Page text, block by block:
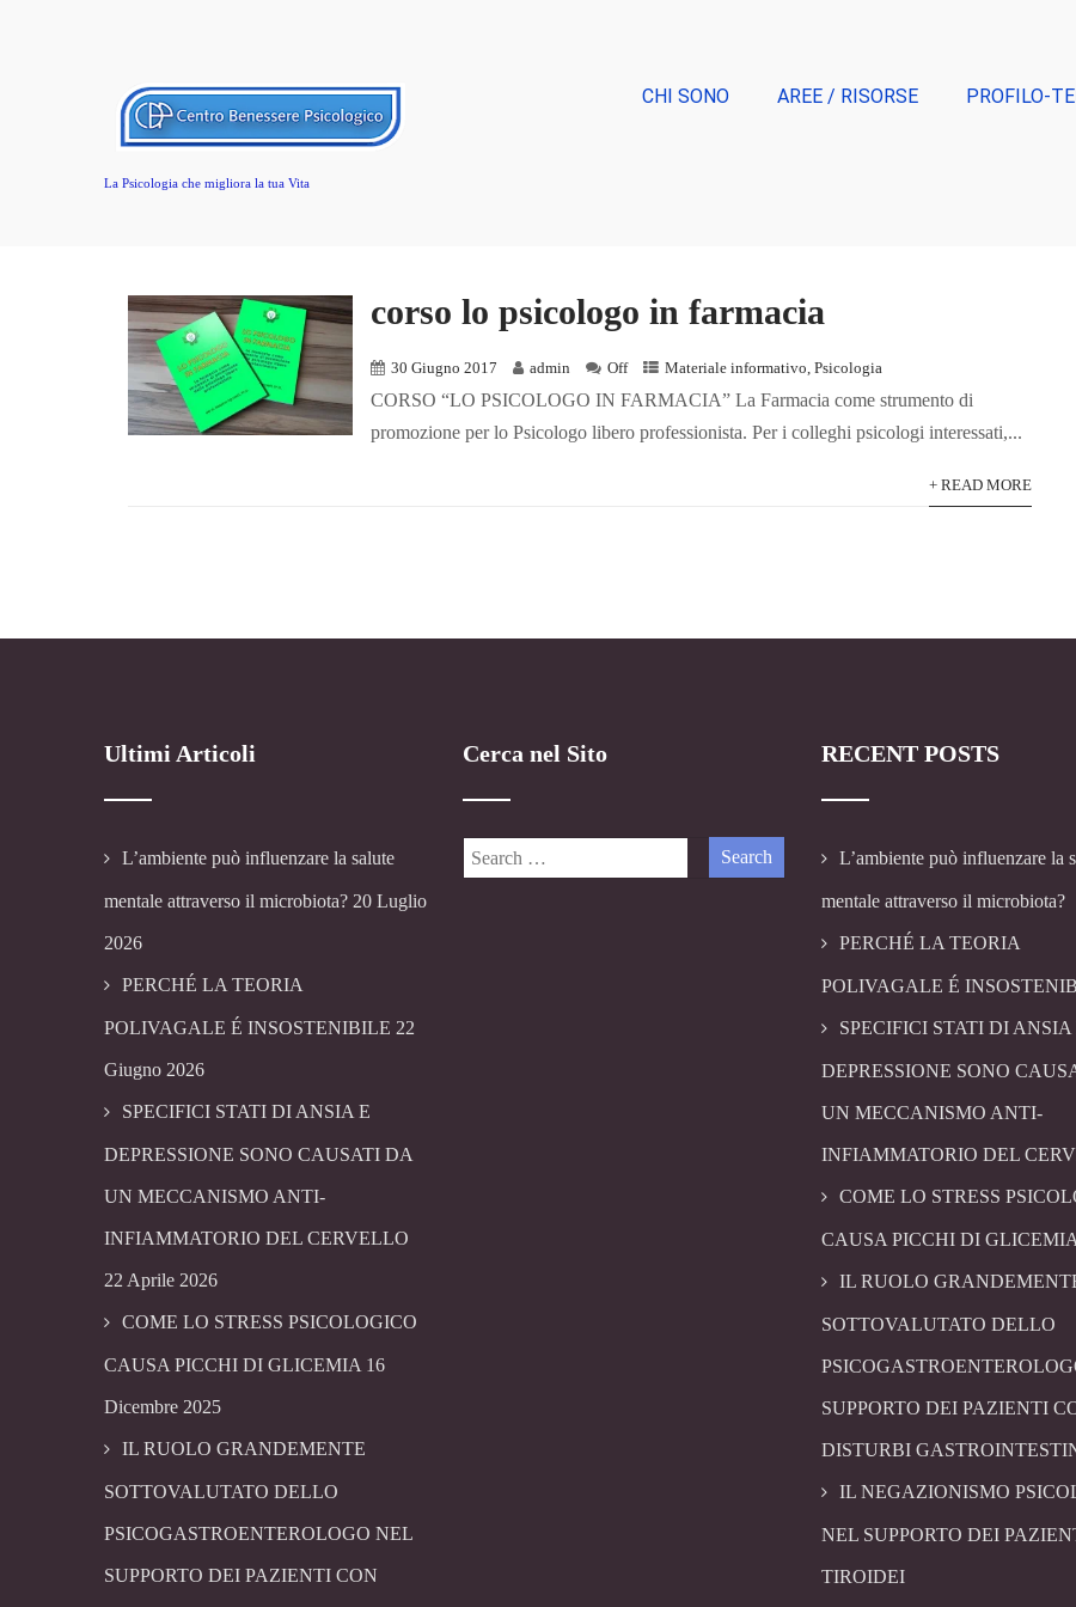
La Psicologia che migliora la tua Vita
CHI SONO AREE / RISORSE PROFILO-
corso lo psicologo in farmacia
30 Giugno 2017 admin Off Materiale informativo ,Psicologia
CORSO “LO PSICOLOGO IN FARMACIA” La Farmacia come strumento di
promozione per lo Psicologo libero professionista. Per i colleghi psicologi interessati,...
+ READ MORE
Ultimi Articoli
L’ambiente può influenzare la salute
mentale attraverso il microbiota? 20 Luglio
2026
PERCHÉ LA TEORIA
POLIVAGALE É INSOSTENIBILE 22
Giugno 2026
SPECIFICI STATI DI ANSIA E
DEPRESSIONE SONO CAUSATI DA
UN MECCANISMO ANTI-
INFIAMMATORIO DEL CERVELLO
22 Aprile 2026
COME LO STRESS PSICOLOGICO
CAUSA PICCHI DI GLICEMIA 16
Dicembre 2025
IL RUOLO GRANDEMENTE
SOTTOVALUTATO DELLO
PSICOGASTROENTEROLOGO NEL
SUPPORTO DEI PAZIENTI CON
Cerca nel Sito RECENT POSTS
L’ambiente può influenzare la
mentale attraverso il microbiota?
PERCHÉ LA TEORIA
POLIVAGALE É
SPECIFICI STATI DI ANSIA
DEPRESSIONE SONO
UN MECCANISMO ANTI-
INFIAMMATORIO DEL
COME LO STRESS
CAUSA PICCHI DI GLICEMIA
IL RUOLO
SOTTOVALUTATO DELLO
SUPPORTO DEI PAZIENTI
DISTURBI
IL NEGAZIONISMO
NEL SUPPORTO DEI
TIROIDEI